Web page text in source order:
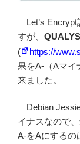
Let’s Encrypt
すが、
(
https://
果をA-（Aマイ
来ました。
Debian
イナスなので
A-をAにするの